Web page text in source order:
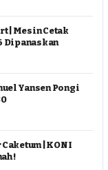
| Mesin Cetak
Dipanaskan
Yansen Pongi
| KONI
!